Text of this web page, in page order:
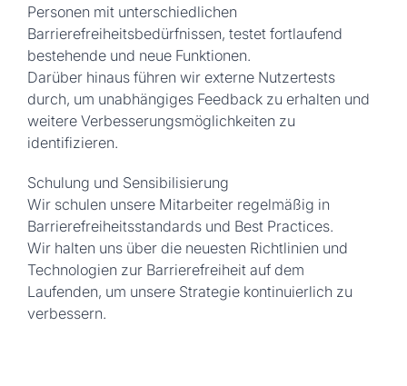
Personen mit unterschiedlichen
Barrierefreiheitsbedürfnissen, testet fortlaufend
bestehende und neue Funktionen.
Darüber hinaus führen wir externe Nutzertests
durch, um unabhängiges Feedback zu erhalten und
weitere Verbesserungsmöglichkeiten zu
identifizieren.
Schulung und Sensibilisierung
Wir schulen unsere Mitarbeiter regelmäßig in
Barrierefreiheitsstandards und Best Practices.
Wir halten uns über die neuesten Richtlinien und
Technologien zur Barrierefreiheit auf dem
Laufenden, um unsere Strategie kontinuierlich zu
verbessern.